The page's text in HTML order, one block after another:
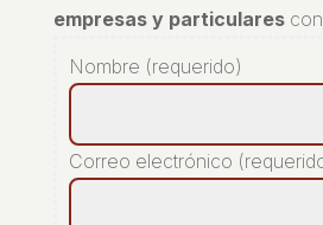
empresas y particularescon
Nombre (requerido)
Correo electrónico